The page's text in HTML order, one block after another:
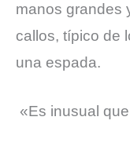
manos grandes
callos, típico de
una espada.
«Es inusual